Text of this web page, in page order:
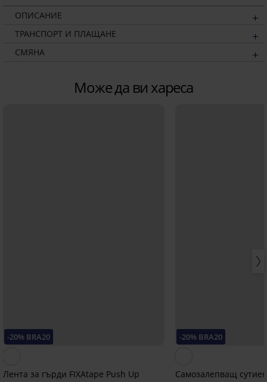
ОПИСАНИЕ
ТРАНСПОРТ И ПЛАЩАНЕ
СМЯНА
Може да ви хареса
-20% BRA20
Лента за гърди FIXAtape Push Up
-20% BRA20
Самозалепващ